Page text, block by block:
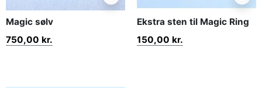
Magic sølv
750,00 kr.
Ekstra sten til Magic Ring
150,00 kr.